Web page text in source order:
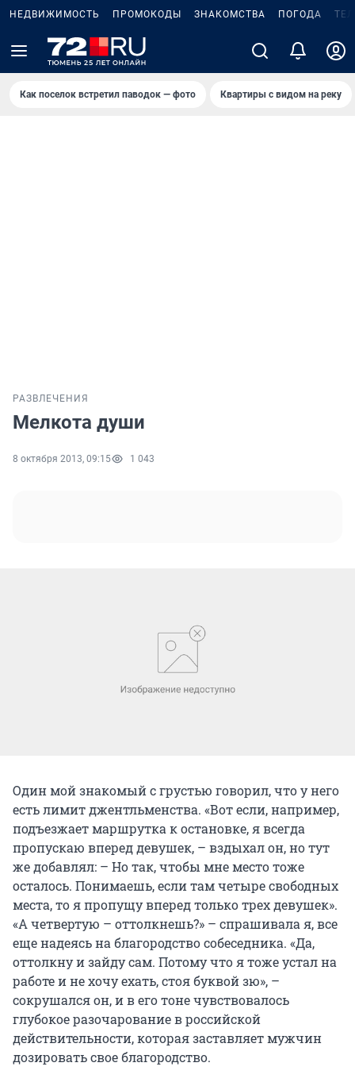
НЕДВИЖИМОСТЬ ПРОМОКОДЫ ЗНАКОМСТВА ПОГОДА
Как поселок встретил паводок — фото Квартиры с видом на реку
РАЗВЛЕЧЕНИЯ
Мелкота души
8 октября 2013, 09:15 1 043
Один мой знакомый с грустью говорил, что у него
есть лимит джентльменства. «Вот если, например,
подъезжает маршрутка к остановке, я всегда
пропускаю вперед девушек, – вздыхал он, но тут
же добавлял: – Но так, чтобы мне место тоже
осталось. Понимаешь, если там четыре свободных
места, то я пропущу вперед только трех девушек».
«А четвертую – оттолкнешь?» – спрашивала я, все
еще надеясь на благородство собеседника. «Да,
оттолкну и зайду сам. Потому что я тоже устал на
работе и не хочу ехать, стоя буквой зю», –
сокрушался он, и в его тоне чувствовалось
глубокое разочарование в российской
действительности, которая заставляет мужчин
дозировать свое благородство.